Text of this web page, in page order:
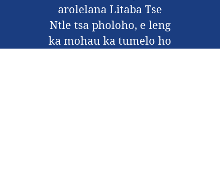
arolelana Litaba Tse
Ntle tsa pholoho, e leng
ka mohau ka tumelo ho